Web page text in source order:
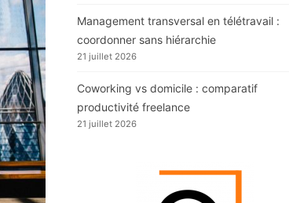
Management transversal en télétravail :
coordonner sans hiérarchie
21 juillet 2026
Coworking vs domicile : comparatif
productivité freelance
21 juillet 2026